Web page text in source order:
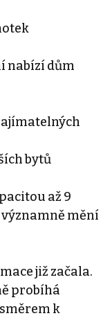
nabízí dům
bytů
až 9
mění
již začala.
probíhá
k